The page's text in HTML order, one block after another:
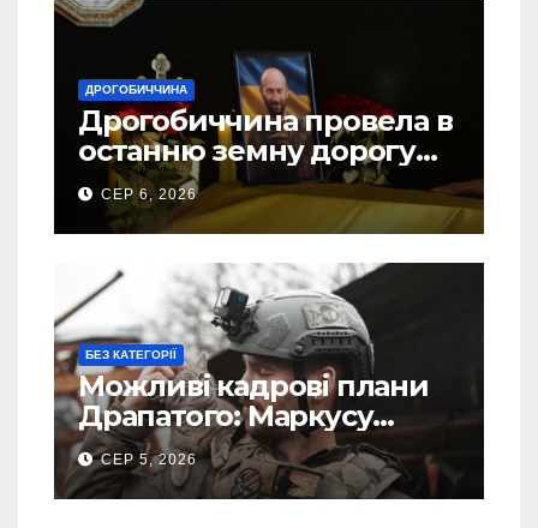
ДРОГОБИЧЧИНА
Дрогобиччина провела в
останню земну дорогу
свого Захисника – Олега
Торського
СЕР 6, 2026
БЕЗ КАТЕГОРІЇ
Можливі кадрові плани
Драпатого: Маркусу
пророкують важливу
посаду у ЗСУ
СЕР 5, 2026